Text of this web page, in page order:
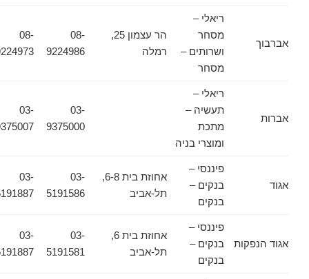
אברבוך
ריאלי –
מסחר
ושרותים –
מסחר
הר עצמון 25,
רמלה
08-
9224986
08-
9224973
אברות
ריאלי –
תעשיה –
מתכת
ומוצרי בניה
03-
9375000
03-
9375007
אגוד
פיננסי –
בנקים –
בנקים
אחוזת בית 6-8,
תל-אביב
03-
5191586
03-
5191887
אגוד הנפקות
פיננסי –
בנקים –
בנקים
אחוזת בית 6,
תל-אביב
03-
5191581
03-
5191887